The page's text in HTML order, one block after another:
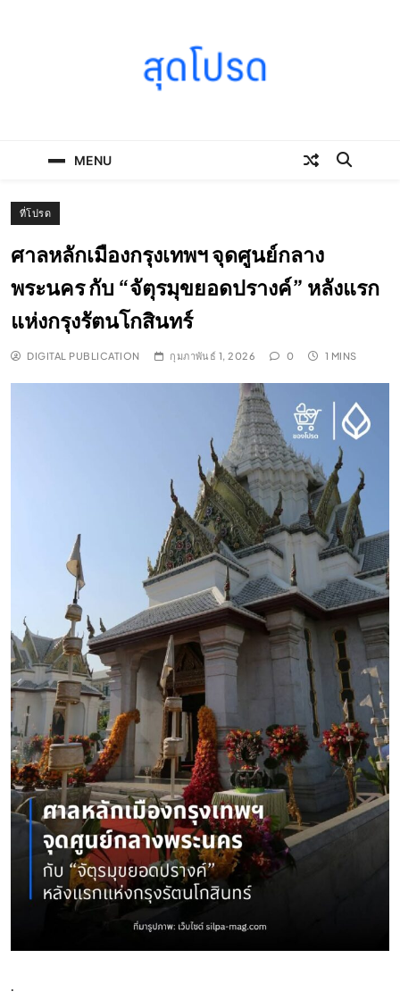
MENU
ที่โปรด
ศาลหลักเมืองกรุงเทพฯ จุดศูนย์กลาง
พระนคร กับ “จัตุรมุขยอดปรางค์” หลังแรก
แห่งกรุงรัตนโกสินทร์
DIGITAL PUBLICATION กุมภาพันธ์ 1, 2026 0 1 MINS
.